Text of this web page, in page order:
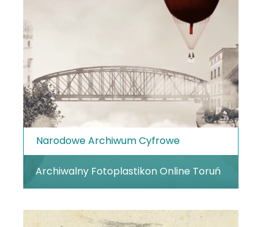
Narodowe Archiwum Cyfrowe
Archiwalny Fotoplastikon Online Toruń